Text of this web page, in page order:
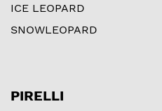
ICE LEOPARD
SNOWLEOPARD
PIRELLI